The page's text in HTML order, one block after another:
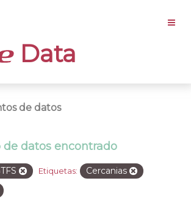
Data
de datos
de datos encontrado
Etiquetas:
Cercanias